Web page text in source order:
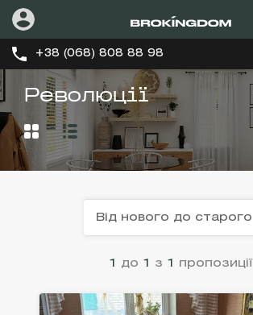
+38 (068) 808 88 98
Революції
1 до 1 з 1 пропозиції
Від нового до старого